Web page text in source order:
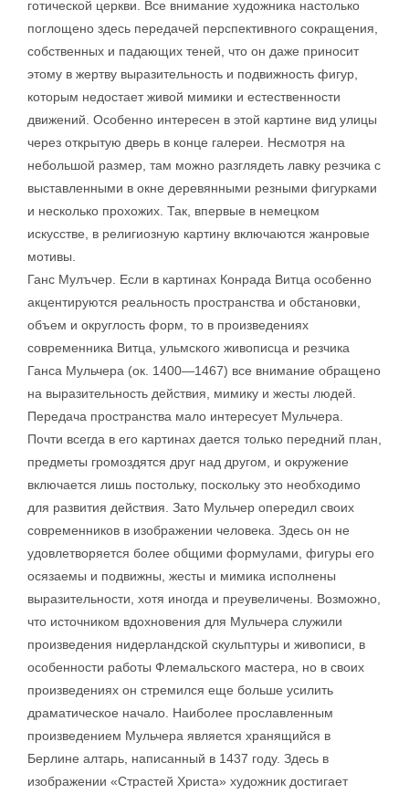
готической церкви. Все внимание художника настолько
поглощено здесь передачей перспективного сокращения,
собственных и падающих теней, что он даже приносит
этому в жертву выразительность и подвижность фигур,
которым недостает живой мимики и естественности
движений. Особенно интересен в этой картине вид улицы
через открытую дверь в конце галереи. Несмотря на
небольшой размер, там можно разглядеть лавку резчика с
выставленными в окне деревянными резными фигурками
и несколько прохожих. Так, впервые в немецком
искусстве, в религиозную картину включаются жанровые
мотивы.
Ганс Мулъчер. Если в картинах Конрада Витца особенно
акцентируются реальность пространства и обстановки,
объем и округлость форм, то в произведениях
современника Витца, ульмского живописца и резчика
Ганса Мульчера (ок. 1400—1467) все внимание обращено
на выразительность действия, мимику и жесты людей.
Передача пространства мало интересует Мульчера.
Почти всегда в его картинах дается только передний план,
предметы громоздятся друг над другом, и окружение
включается лишь постольку, поскольку это необходимо
для развития действия. Зато Мульчер опередил своих
современников в изображении человека. Здесь он не
удовлетворяется более общими формулами, фигуры его
осязаемы и подвижны, жесты и мимика исполнены
выразительности, хотя иногда и преувеличены. Возможно,
что источником вдохновения для Мульчера служили
произведения нидерландской скульптуры и живописи, в
особенности работы Флемальского мастера, но в своих
произведениях он стремился еще больше усилить
драматическое начало. Наиболее прославленным
произведением Мульчера является хранящийся в
Берлине алтарь, написанный в 1437 году. Здесь в
изображении «Страстей Христа» художник достигает